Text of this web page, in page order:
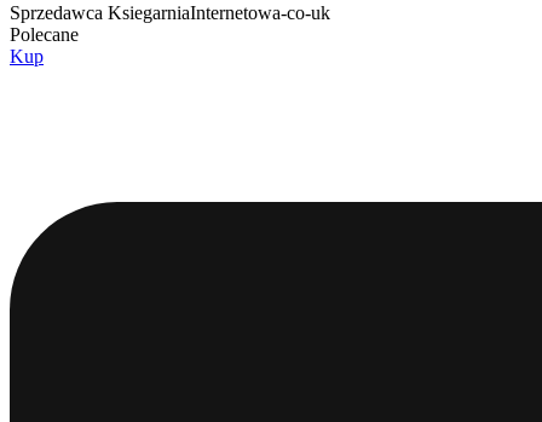
Sprzedawca KsiegarniaInternetowa-co-uk
Polecane
Kup